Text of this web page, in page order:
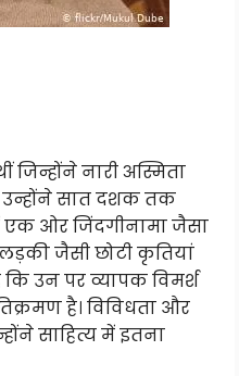
नारी अस्मिता
उन्होंने सात दशक तक
ओर जिंदगीनामा जैसा
जैसी छोटी कृतियां
उन पर व्यापक विमर्श
है। विविधता और
साहित्य में इतना